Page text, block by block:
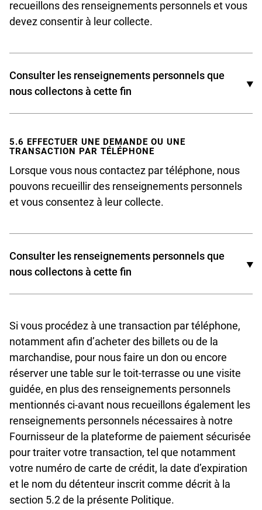
L’emploi ou la catégorie d’emploi à laquelle vous
Curriculum Vitae (C.V.) et la lettre de présentation
que vous nous transmettez ;
décidez, de votre propre initiative, de nous
divulguer qui aurait un lien avec votre demande
d’emploi.
recueillons des renseignements personnels et vous
devez consentir à leur collecte.
Consulter les renseignements personnels que
nous collectons à cette fin
Nom ;
Nom de l’entreprise ou de l’organisme (facultatif) ;
Courriel ;
Tout autre renseignement personnel que vous
décidez, de votre propre initiative, de nous
5.6 EFFECTUER UNE DEMANDE OU UNE
TRANSACTION PAR TÉLÉPHONE
Lorsque vous nous contactez par téléphone, nous
pouvons recueillir des renseignements personnels
et vous consentez à leur collecte.
Consulter les renseignements personnels que
nous collectons à cette fin
Nom ;
Nom de l’entreprise ou de l’organisme (facultatif) ;
Courriel ;
Téléphone.
Si vous procédez à une transaction par téléphone,
notamment afin d’acheter des billets ou de la
marchandise, pour nous faire un don ou encore
réserver une table sur le toit-terrasse ou une visite
guidée, en plus des renseignements personnels
mentionnés ci-avant nous recueillons également les
renseignements personnels nécessaires à notre
Fournisseur de la plateforme de paiement sécurisée
pour traiter votre transaction, tel que notamment
votre numéro de carte de crédit, la date d’expiration
et le nom du détenteur inscrit comme décrit à la
section 5.2 de la présente Politique.